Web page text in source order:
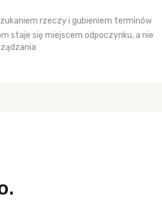
rzeczy i gubieniem terminów
staje się miejscem odpoczynku, a nie